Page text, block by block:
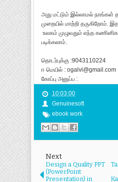
அது மட்டும் இல்லாமல் நாங்கள்
முறையில் மாற்றி தருகிறோம்.
உலகம் முழுவதும் எந்த
படிக்கலாம்.
தொடர்புக்கு :9043110224
ஈ மெயில் : ogalvi@gmail.com
கோப்பு அனுப்ப :
10:03:00
Genuinesoft
ebook work
Next
Design a Quality PPT
(PowerPoint
Presentation) in